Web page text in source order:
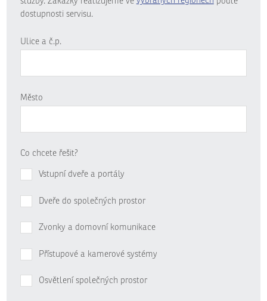
dostupnosti servisu.
Ulice a č.p.
Město
Co chcete řešit?
Vstupní dveře a portály
Dveře do společných prostor
Zvonky a domovní komunikace
Přístupové a kamerové systémy
Osvětlení společných prostor